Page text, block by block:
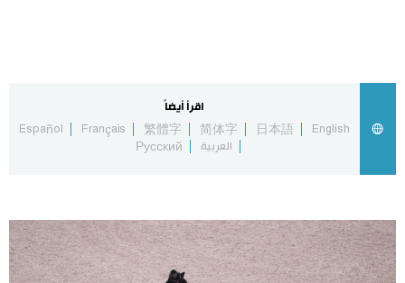
Русский
اليابان في فيديو
مانغا وأنيمي
اقرأ أيضاً
English
日本語
简体字
繁體字
Français
Español
العربية
Русский